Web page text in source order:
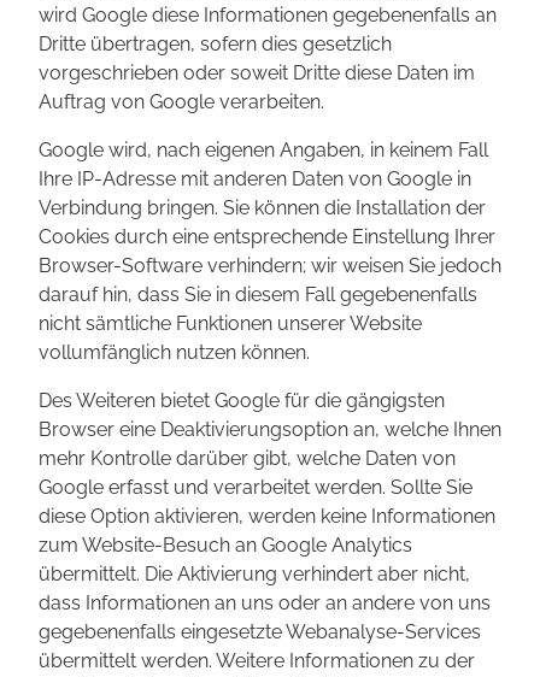
wird Google diese Informationen gegebenenfalls an
Dritte übertragen, sofern dies gesetzlich
vorgeschrieben oder soweit Dritte diese Daten im
Auftrag von Google verarbeiten.
Google wird, nach eigenen Angaben, in keinem Fall
Ihre IP-Adresse mit anderen Daten von Google in
Verbindung bringen. Sie können die Installation der
Cookies durch eine entsprechende Einstellung Ihrer
Browser-Software verhindern; wir weisen Sie jedoch
darauf hin, dass Sie in diesem Fall gegebenenfalls
nicht sämtliche Funktionen unserer Website
vollumfänglich nutzen können.
Des Weiteren bietet Google für die gängigsten
Browser eine Deaktivierungsoption an, welche Ihnen
mehr Kontrolle darüber gibt, welche Daten von
Google erfasst und verarbeitet werden. Sollte Sie
diese Option aktivieren, werden keine Informationen
zum Website-Besuch an Google Analytics
übermittelt. Die Aktivierung verhindert aber nicht,
dass Informationen an uns oder an andere von uns
gegebenenfalls eingesetzte Webanalyse-Services
übermittelt werden. Weitere Informationen zu der